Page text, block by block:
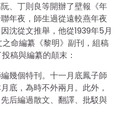
、丁則良等開辦了壁報《年
年夜，師生過從遠較燕年夜
沈從文推舉，他從1939年5月
命編纂《黎明》副刊，組稿
稿與編纂的顛末：
幾個特刊。十一月底鳳子師
底，為時不外兩月。此外，
后編過散文、翻譯、批駁與